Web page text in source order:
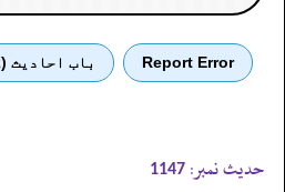
Report Error باب احادیث (2)
حدیث نمبر: 1147